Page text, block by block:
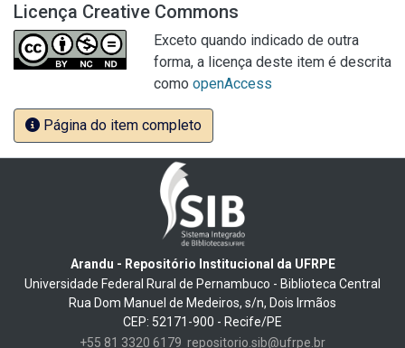
Licença Creative Commons
Exceto quando indicado de outra
forma, a licença deste item é descrita
como openAccess
Página do item completo
Arandu - Repositório Institucional da UFRPE
Universidade Federal Rural de Pernambuco - Biblioteca Central
Rua Dom Manuel de Medeiros, s/n, Dois Irmãos
CEP: 52171-900 - Recife/PE
+55 81 3320 6179 repositorio.sib@ufrpe.br